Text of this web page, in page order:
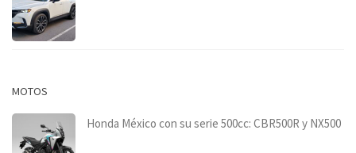
MOTOS
Honda México con su serie 500cc: CBR500R y NX500